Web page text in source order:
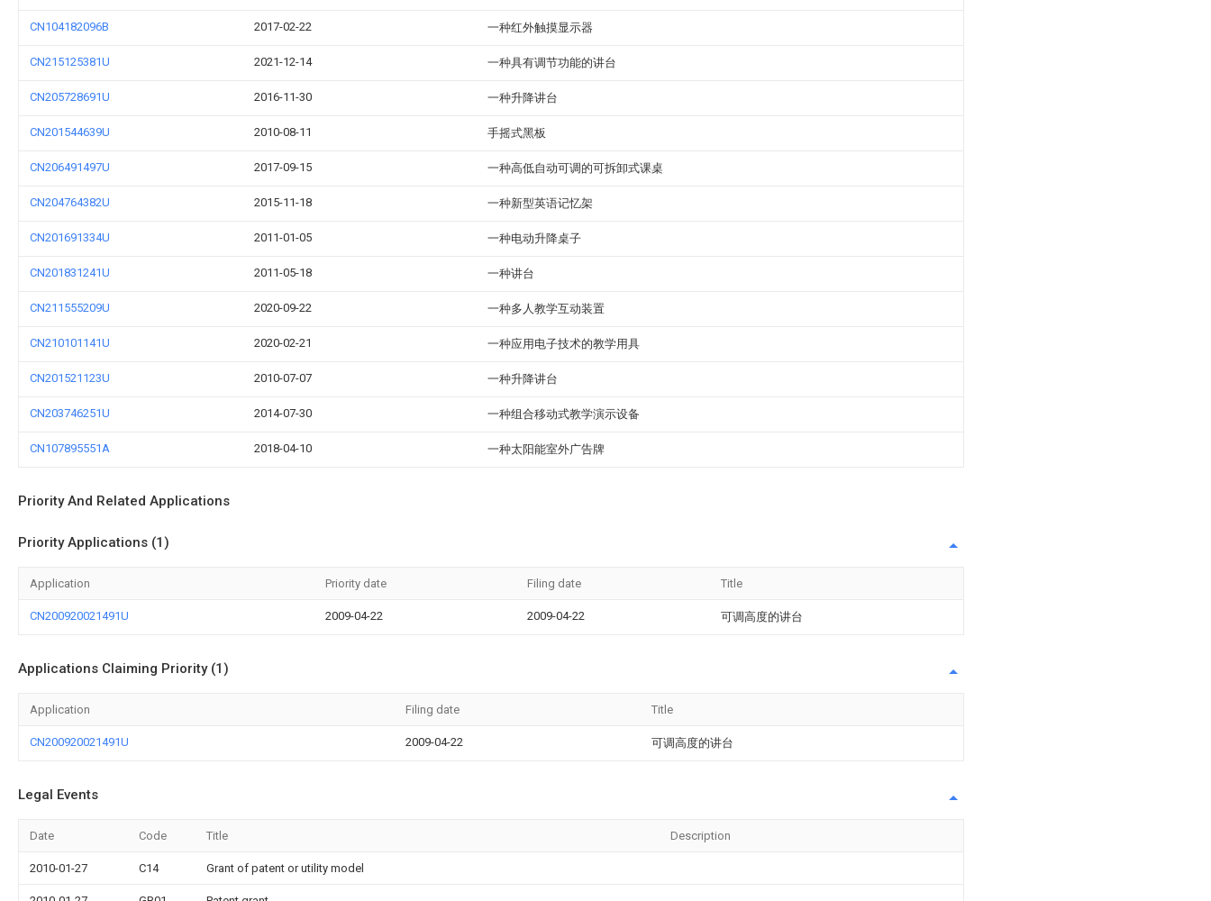
CN104182096B 2017-02-22 一种红外触摸显示器
CN215125381U 2021-12-14 一种具有调节功能的讲台
CN205728691U 2016-11-30 一种升降讲台
CN201544639U 2010-08-11 手摇式黑板
CN206491497U 2017-09-15 一种高低自动可调的可拆卸式课桌
CN204764382U 2015-11-18 一种新型英语记忆架
CN201691334U 2011-01-05 一种电动升降桌子
CN201831241U 2011-05-18 一种讲台
CN211555209U 2020-09-22 一种多人教学互动装置
CN210101141U 2020-02-21 一种应用电子技术的教学用具
CN201521123U 2010-07-07 一种升降讲台
CN203746251U 2014-07-30 一种组合移动式教学演示设备
CN107895551A 2018-04-10 一种太阳能室外广告牌
Priority And Related Applications
Priority Applications (1)
Application Priority date Filing date Title
CN200920021491U 2009-04-22 2009-04-22 可调高度的讲台
Applications Claiming Priority (1)
Application Filing date Title
CN200920021491U 2009-04-22 可调高度的讲台
Legal Events
Date Code Title Description
2010-01-27 C14 Grant of patent or utility model